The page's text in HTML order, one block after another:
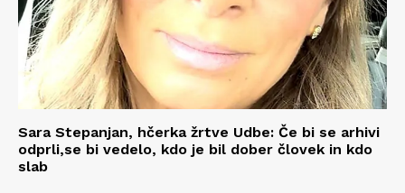
Sara Stepanjan, hčerka žrtve Udbe: Če bi se arhivi
odprli,se bi vedelo, kdo je bil dober človek in kdo
slab